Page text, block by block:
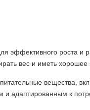
эффективного роста и
вес и иметь хорошее
вещества,
адаптированным к